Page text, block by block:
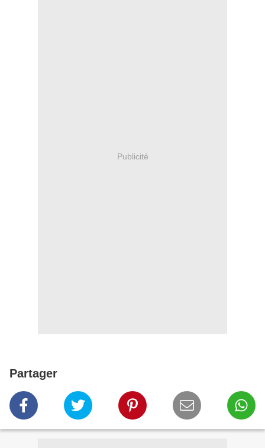
Publicité
Partager